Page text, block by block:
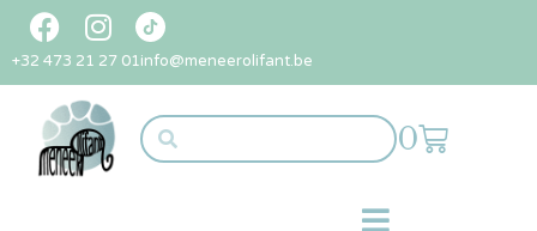
+32 473 21 27 01info@meneerolifant.be
0